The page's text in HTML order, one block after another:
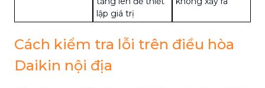
lập giá trị
Cách kiểm tra lỗi trên điều hòa
Daikin nội địa